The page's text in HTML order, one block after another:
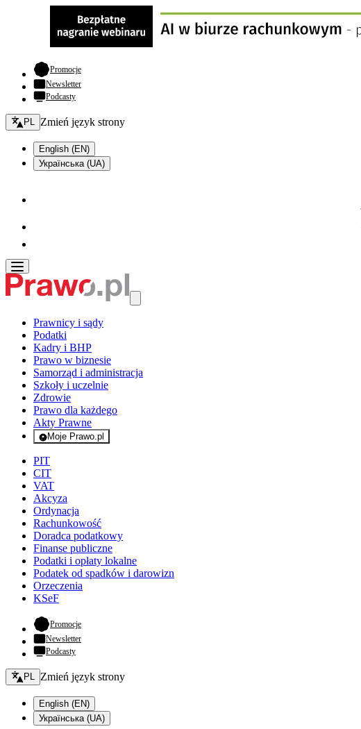
Promocje- otwiera się w nowej karcie
Newsletter
Podcasty
Zmień język - bieżący:
PL Zmień język strony
English (EN)
Українська (UA)
Prawnicy i sądy
Podatki
Kadry i BHP
Prawo w biznesie
Samorząd i administracja
Szkoły i uczelnie
Zdrowie
Prawo dla każdego
Akty Prawne
Moje Prawo.pl
- rejestracja i logowanie do serwisu
PIT
CIT
VAT
Akcyza
Ordynacja
Rachunkowość
Doradca podatkowy
Finanse publiczne
Podatki i opłaty lokalne
Podatek od spadków i darowizn
Orzeczenia
KSeF
Promocje- otwiera się w nowej karcie
Newsletter
Podcasty
Zmień język - bieżący:
PL Zmień język strony
English (EN)
Українська (UA)